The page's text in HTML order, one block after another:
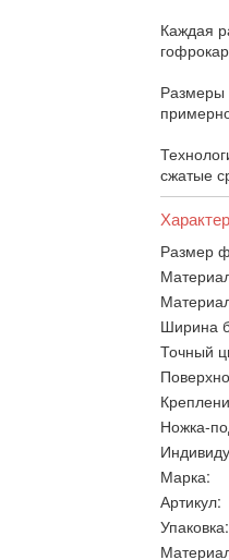
Каждая
Размеры
сжатые
Размер
Ширина
Точный
Ножка-
Марка:
Артикул:
Упаковка: